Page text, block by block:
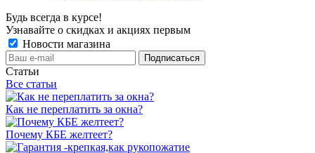
Будь всегда в курсе!
Узнавайте о скидках и акциях первым
Новости магазина
Статьи
Все статьи
Как не переплатить за окна?
Почему КБЕ желтеет?